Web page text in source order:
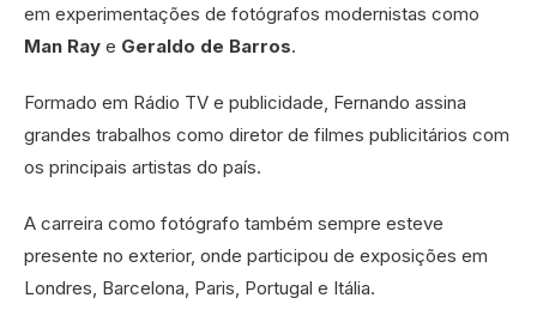
em experimentações de fotógrafos modernistas como
Man Ray e Geraldo de Barros.
Formado em Rádio TV e publicidade, Fernando assina
grandes trabalhos como diretor de filmes publicitários com
os principais artistas do país.
A carreira como fotógrafo também sempre esteve
presente no exterior, onde participou de exposições em
Londres, Barcelona, Paris, Portugal e Itália.